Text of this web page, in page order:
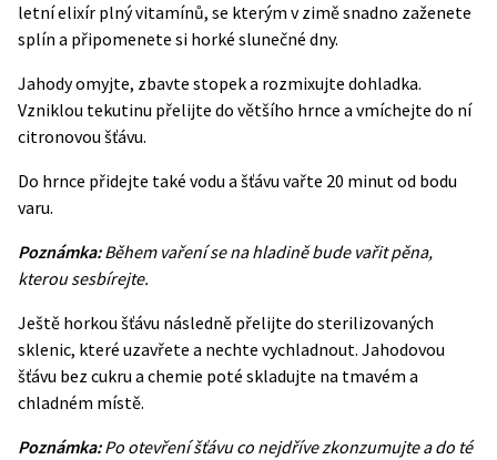
letní elixír plný vitamínů, se kterým v zimě snadno zaženete
splín a připomenete si horké slunečné dny.
Jahody omyjte, zbavte stopek a rozmixujte dohladka.
Vzniklou tekutinu přelijte do většího hrnce a vmíchejte do ní
citronovou šťávu.
Do hrnce přidejte také vodu a šťávu vařte 20 minut od bodu
varu.
Poznámka:Během vaření se na hladině bude vařit pěna,
kterou sesbírejte.
Ještě horkou šťávu následně přelijte do sterilizovaných
sklenic, které uzavřete a nechte vychladnout. Jahodovou
šťávu bez cukru a chemie poté skladujte na tmavém a
chladném místě.
Poznámka:Po otevření šťávu co nejdříve zkonzumujte a do té